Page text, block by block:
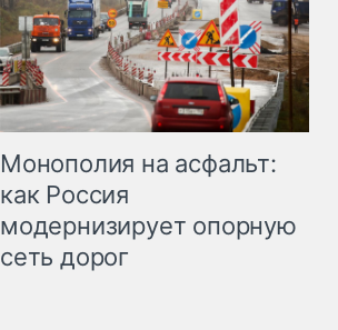
Монополия на асфальт:
как Россия
модернизирует опорную
сеть дорог